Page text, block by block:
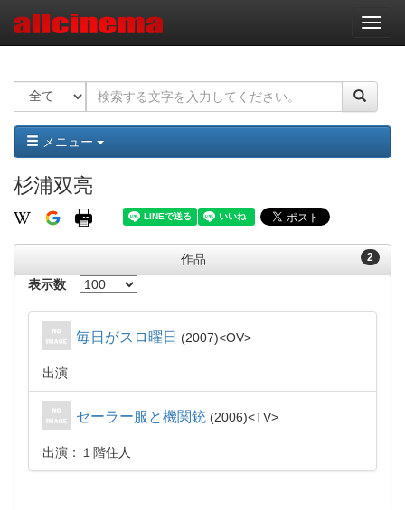
ナ
ビ
ー
ョ
ン
メニュー
杉浦双亮
2
作品
表示数
毎日がスロ曜日 2007 OV
出演
セーラー服と機関銃 2006 TV
出演：１階住人